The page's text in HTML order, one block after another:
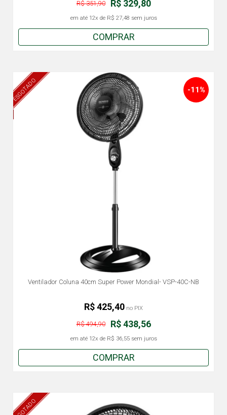
R$ 329,80
R$ 351,90
em até 12x de R$ 27,48 sem juros
COMPRAR
ESGOTADO
Ventilador Coluna 40cm Super Power Mondial- VSP-40C-NB
-11%
R$ 438,56
R$ 494,90
em até 12x de R$ 36,55sem juros
R$ 425,40 no PIX
COMPRAR